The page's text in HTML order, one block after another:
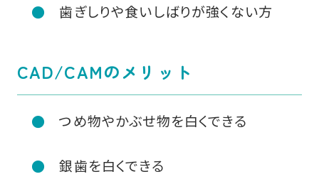
歯ぎしりや食いしばりが強くない方
CAD/CAMのメリット
つめ物やかぶせ物を白くできる
銀歯を白くできる